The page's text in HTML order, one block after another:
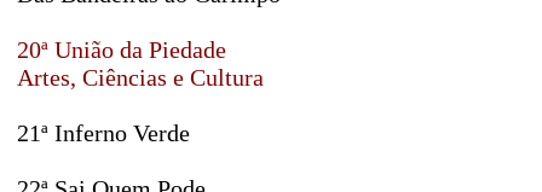
20ª União da Piedade
Artes, Ciências e Cultura
21ª Inferno Verde